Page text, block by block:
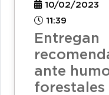
10/02/2023
11:39
Entregan
ante
forestales